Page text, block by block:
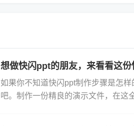
想做快闪ppt的朋友，来看看这份
如果你不知道快闪ppt制作步骤是怎
吧。制作一份精良的演示文件，在这